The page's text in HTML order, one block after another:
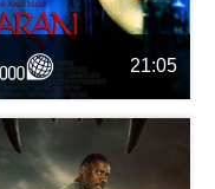
21:05